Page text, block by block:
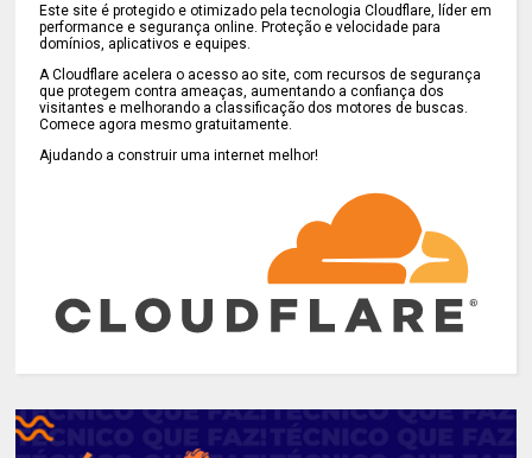
Este site é protegido e otimizado pela tecnologia Cloudflare, líder em
performance e segurança online. Proteção e velocidade para
domínios, aplicativos e equipes.
A Cloudflare acelera o acesso ao site, com recursos de segurança
que protegem contra ameaças, aumentando a confiança dos
visitantes e melhorando a classificação dos motores de buscas.
Comece agora mesmo gratuitamente.
Ajudando a construir uma internet melhor!